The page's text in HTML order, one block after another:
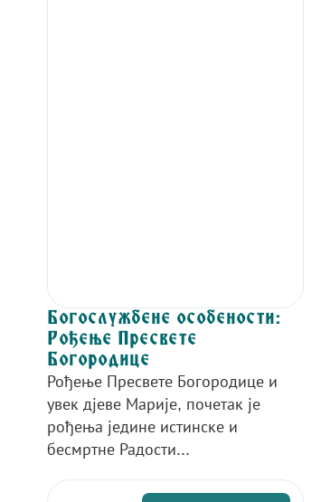
Богослужбене особености:
Рођење Пресвете
Богородице
Рођење Пресвете Богородице и
увек дјеве Марије, почетак је
рођења једине истинске и
бесмртне Радости...